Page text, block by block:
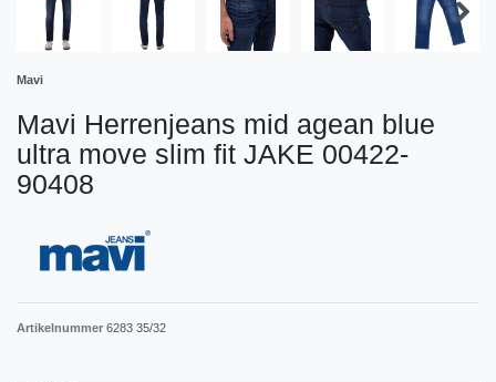
Mavi
Mavi Herrenjeans mid agean blue
ultra move slim fit JAKE 00422-
90408
Artikelnummer 6283 35/32